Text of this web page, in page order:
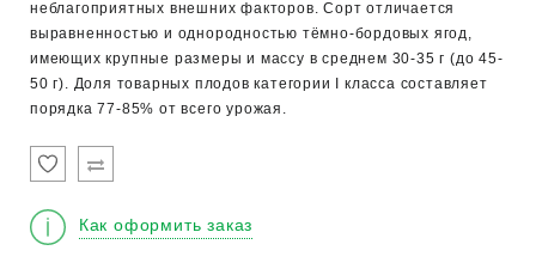
неблагоприятных внешних факторов. Сорт отличается
выравненностью и однородностью тёмно-бордовых ягод,
имеющих крупные размеры и массу в среднем 30-35 г (до 45-
50 г). Доля товарных плодов категории I класса составляет
порядка 77-85% от всего урожая.
Как оформить заказ